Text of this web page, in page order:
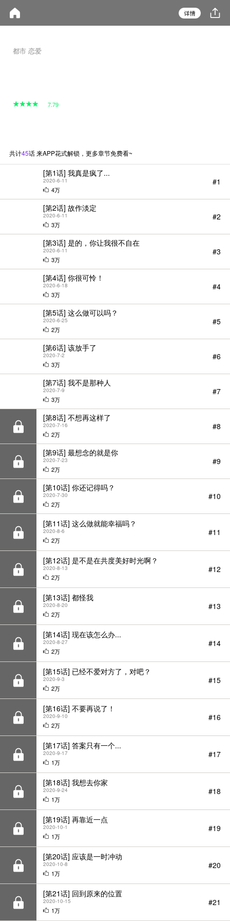
都市 恋爱
原本只是在心里偷偷喜欢的上司恢
复了单身，可是我已经结婚了，我
StarScore
7.79
共计45话 来APP花式解锁，更多章节免费看~
[第1话] 我真是疯了...
2020-6-11
4万
#1
[第2话] 故作淡定
2020-6-11
3万
#2
[第3话] 是的，你让我很不自在
2020-6-11
3万
#3
[第4话] 你很可怜！
2020-6-18
3万
#4
[第5话] 这么做可以吗？
2020-6-25
2万
#5
[第6话] 该放手了
2020-7-2
3万
#6
[第7话] 我不是那种人
2020-7-9
3万
#7
[第8话] 不想再这样了
2020-7-16
2万
#8
[第9话] 最想念的就是你
2020-7-23
2万
#9
[第10话] 你还记得吗？
2020-7-30
2万
#10
[第11话] 这么做就能幸福吗？
2020-8-6
2万
#11
[第12话] 是不是在共度美好时光啊？
2020-8-13
2万
#12
[第13话] 都怪我
2020-8-20
2万
#13
[第14话] 现在该怎么办...
2020-8-27
2万
#14
[第15话] 已经不爱对方了，对吧？
2020-9-3
2万
#15
[第16话] 不要再说了！
2020-9-10
2万
#16
[第17话] 答案只有一个...
2020-9-17
1万
#17
[第18话] 我想去你家
2020-9-24
1万
#18
[第19话] 再靠近一点
2020-10-1
1万
#19
[第20话] 应该是一时冲动
2020-10-8
1万
#20
[第21话] 回到原来的位置
2020-10-15
1万
#21